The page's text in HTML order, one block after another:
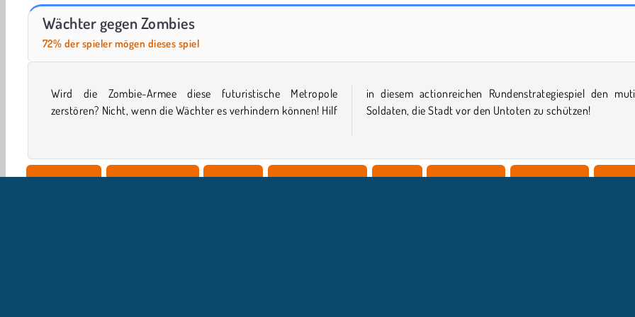
Farm Merge Valley
Wächter gegen Zombies
72% der spieler mögen dieses spiel
Wird die Zombie-Armee diese futuristische Metropole
zerstören? Nicht, wenn die Wächter es verhindern können! Hilf
in diesem actionreichen Rundenstrategiespiel den mutigen
Soldaten, die Stadt vor den Untoten zu schützen!
Einzelspieler Geschicklichkeit Strategie Turmverteidigung WebGL Zombiespiele Jungenspiele